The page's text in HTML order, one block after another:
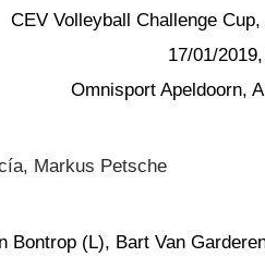
CEV Volleyball Challenge
17/01/
Omnisport Apeldoorn,
Markus Petsche
Bontrop (L), Bart Van